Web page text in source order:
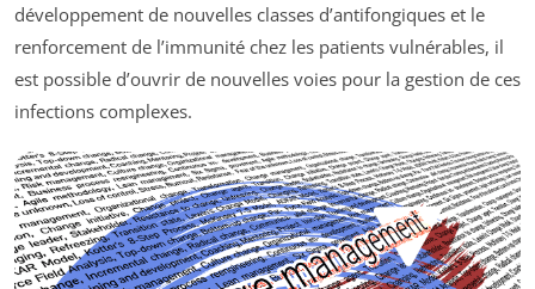
développement de nouvelles classes d’antifongiques et le
renforcement de l’immunité chez les patients vulnérables, il
est possible d’ouvrir de nouvelles voies pour la gestion de ces
infections complexes.